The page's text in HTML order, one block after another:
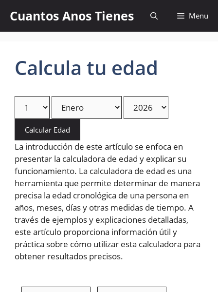
content
Cuantos Anos Tienes Menu
Calcula tu edad
Calcular Edad
La introducción de este artículo se enfoca en
presentar la calculadora de edad y explicar su
funcionamiento. La calculadora de edad es una
herramienta que permite determinar de manera
precisa la edad cronológica de una persona en
años, meses, días y otras medidas de tiempo. A
través de ejemplos y explicaciones detalladas,
este artículo proporciona información útil y
práctica sobre cómo utilizar esta calculadora para
obtener resultados precisos.